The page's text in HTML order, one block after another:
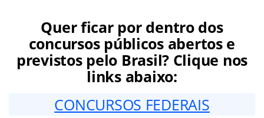
Quer ficar por dentro dos
concursos públicos abertos e
previstos pelo Brasil? Clique nos
links abaixo:
CONCURSOS FEDERAIS